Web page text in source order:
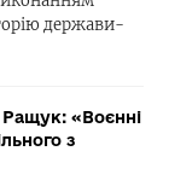
держави-
«Воєнні
з